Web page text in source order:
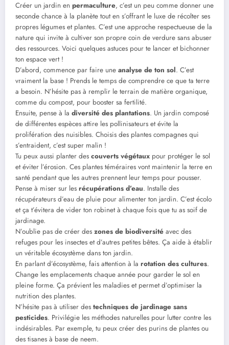
Créer un jardin en permaculture, c’est un peu comme donner une
seconde chance à la planète tout en s’offrant le luxe de récolter ses
propres légumes et plantes. C’est une approche respectueuse de la
nature qui invite à cultiver son propre coin de verdure sans abuser
des ressources. Voici quelques astuces pour te lancer et bichonner
ton espace vert !
D’abord, commence par faire une analyse de ton sol. C’est
vraiment la base ! Prends le temps de comprendre ce que ta terre
a besoin. N’hésite pas à remplir le terrain de matière organique,
comme du compost, pour booster sa fertilité.
Ensuite, pense à la diversité des plantations. Un jardin composé
de différentes espèces attire les pollinisateurs et évite la
prolifération des nuisibles. Choisis des plantes compagnes qui
s’entraident, c’est super malin !
Tu peux aussi planter des couverts végétaux pour protéger le sol
et éviter l’érosion. Ces plantes téméraires vont maintenir la terre en
santé pendant que les autres prennent leur temps pour pousser.
Pense à miser sur les récupérations d’eau. Installe des
récupérateurs d’eau de pluie pour alimenter ton jardin. C’est écolo
et ça t’évitera de vider ton robinet à chaque fois que tu as soif de
jardinage.
N’oublie pas de créer des zones de biodiversité avec des
refuges pour les insectes et d’autres petites bêtes. Ça aide à établir
un véritable écosystème dans ton jardin.
En parlant d’écosystème, fais attention à la rotation des cultures.
Change les emplacements chaque année pour garder le sol en
pleine forme. Ça prévient les maladies et permet d’optimiser la
nutrition des plantes.
N’hésite pas à utiliser des techniques de jardinage sans
pesticides. Privilégie les méthodes naturelles pour lutter contre les
indésirables. Par exemple, tu peux créer des purins de plantes ou
des tisanes à base de neem.